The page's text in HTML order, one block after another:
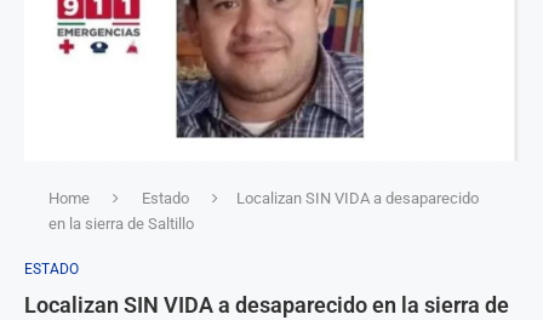
Home Estado
Localizan SIN VIDA a desaparecido
en la sierra de Saltillo
ESTADO
Localizan SIN VIDA a desaparecido en la sierra de